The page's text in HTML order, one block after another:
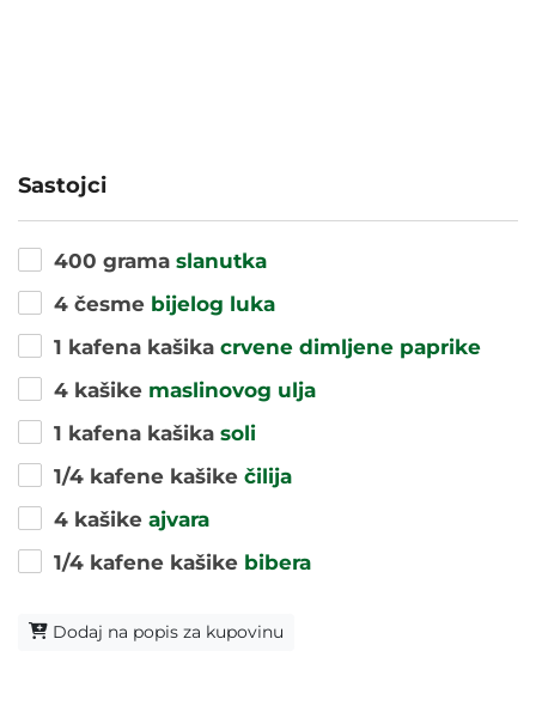
Sastojci
400 grama slanutka
4 česme bijelog luka
1 kafena kašika crvene dimljene paprike
4 kašike maslinovog ulja
1 kafena kašika soli
1/4 kafene kašike čilija
4 kašike ajvara
1/4 kafene kašike bibera
Dodaj na popis za kupovinu